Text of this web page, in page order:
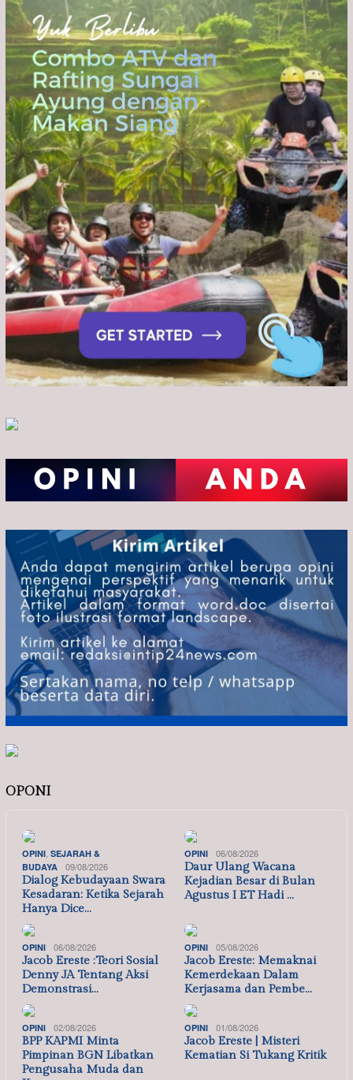
OPONI
OPINI SEJARAH &
BUDAYA
09/08/2026
Dialog Kebudayaan Swara
Kesadaran: Ketika Sejarah
Hanya Dice…
OPINI 06/08/2026
Daur Ulang Wacana
Kejadian Besar di Bulan
Agustus I ET Hadi …
OPINI 06/08/2026
Jacob Ereste :Teori Sosial
Denny JA Tentang Aksi
Demonstrasi…
OPINI 05/08/2026
Jacob Ereste: Memaknai
Kemerdekaan Dalam
Kerjasama dan Pembe…
OPINI 02/08/2026
BPP KAPMI Minta
Pimpinan BGN Libatkan
Pengusaha Muda dan
OPINI 01/08/2026
Jacob Ereste | Misteri
Kematian Si Tukang Kritik